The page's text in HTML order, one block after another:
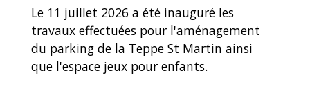
Le 11 juillet 2026 a été inauguré les
travaux effectuées pour l'aménagement
du parking de la Teppe St Martin ainsi
que l'espace jeux pour enfants.